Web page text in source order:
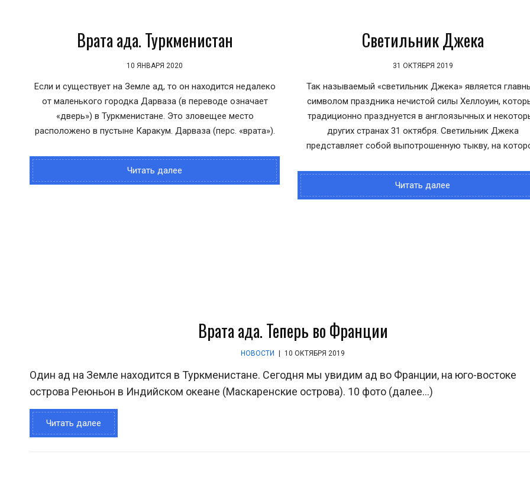
Врата ада. Туркменистан
10 ЯНВАРЯ 2020
Если и существует на Земле ад, то он находится недалеко
от маленького городка Дарваза (в переводе означает
«дверь») в Туркменистане. Это зловещее место
расположено в пустыне Каракум. Дарваза (перс. «врата»).
Читать далее
Светильник Джека
31 ОКТЯБРЯ 2019
Так называемый «светильник Джека» является
символом праздника нечистой силы Хеллоуин,
традиционно празднуется в англоязычных и
других странах 31 октября. Светильник Джека
представляет собой выпотрошенную тыкву, на
Читать далее
Врата ада. Теперь во Франции
НОВОСТИ 10 ОКТЯБРЯ 2019
Один ад на Земле находится в Туркменистане. Сегодня мы увидим ад во Франции, на юго-востоке
острова Реюньон в Индийском океане (Маскаренские острова). 10 фото (далее…)
Читать далее